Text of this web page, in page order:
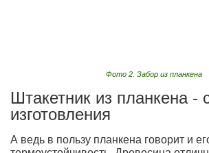
Фото 2. Забор из планкена
Штакетник из планкена -
изготовления
А ведь в пользу планкена говорит и